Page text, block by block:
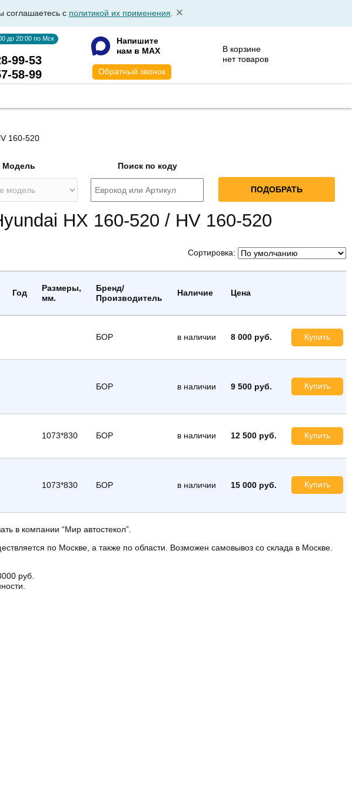
соглашаетесь с политикой их применения
до 20:00 по Мск
99-53
58-99
Напишите
нам в MAX
Обратный звонок
В корзине
нет товаров
160-520
Модель Поиск по коду
HX 160-520 / HV 160-520
Сортировка:
Год
Размеры,
мм.
Бренд/
Производитель
Наличие Цена
БОР в наличии 8 000 руб. Купить
БОР в наличии 9 500 руб. Купить
1073*830 БОР в наличии 12 500 руб. Купить
1073*830 БОР в наличии 15 000 руб. Купить
в компании “Мир автостекол”.
по Москве, а также по области. Возможен самовывоз со склада в Москве.
руб.